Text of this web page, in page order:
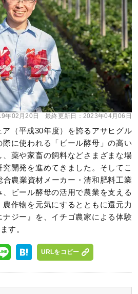
年02月20日 最終更新日： 2023年04月06日
ア（平成30年度）を誇るアサヒグル
に使われる「ビール酵母」の高い
薬や家畜の飼料などさまざまな場
開発を進めてきました。そしてこ
農業資材メーカー・清和肥料工業
ビール酵母の活用で農業を支える
作物を元気にするとともに還元力
ナジー』を、イチゴ農家による体験
す。
URLをコピー